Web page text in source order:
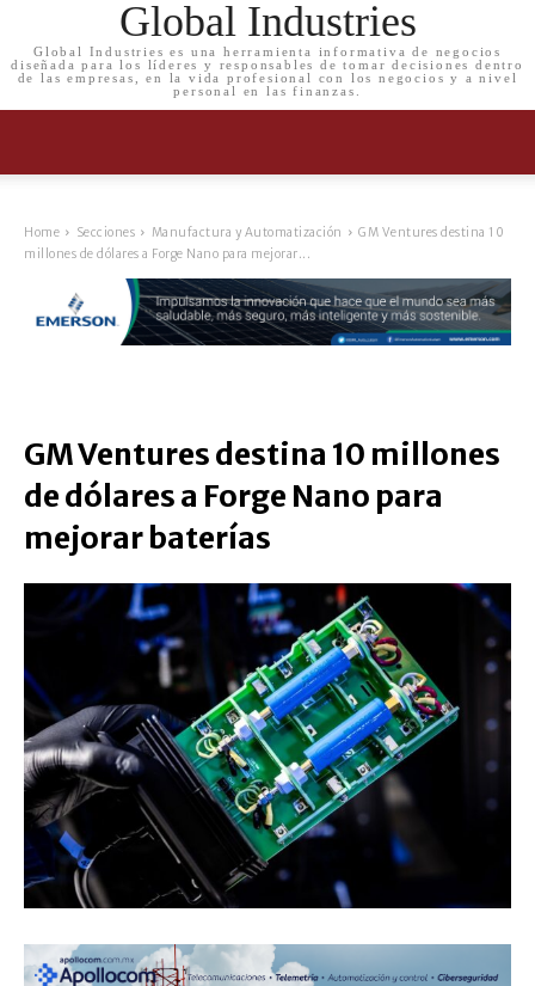
Global Industries
Global Industries es una herramienta informativa de negocios
diseñada para los líderes y responsables de tomar decisiones dentro
de las empresas, en la vida profesional con los negocios y a nivel
personal en las finanzas.
Home Secciones Manufactura y Automatización
GM Ventures destina 10
millones de dólares a Forge Nano para mejorar...
GM Ventures destina 10 millones
de dólares a Forge Nano para
mejorar baterías